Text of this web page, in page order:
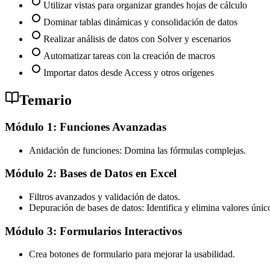
Utilizar vistas para organizar grandes hojas de cálculo
Dominar tablas dinámicas y consolidación de datos
Realizar análisis de datos con Solver y escenarios
Automatizar tareas con la creación de macros
Importar datos desde Access y otros orígenes
Temario
Módulo 1: Funciones Avanzadas
Anidación de funciones: Domina las fórmulas complejas.
Módulo 2: Bases de Datos en Excel
Filtros avanzados y validación de datos.
Depuración de bases de datos: Identifica y elimina valores
Módulo 3: Formularios Interactivos
Crea botones de formulario para mejorar la usabilidad.